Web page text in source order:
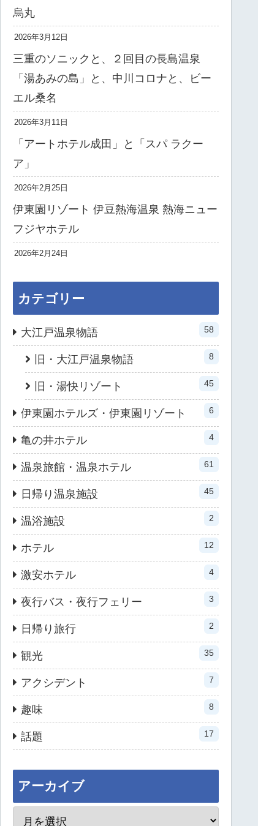
烏丸
2026年3月12日
三重のソニックと、２回目の長島温泉
「湯あみの島」と、中川コロナと、ビー
エル桑名
2026年3月11日
「アートホテル成田」と「スパ ラクー
ア」
2026年2月25日
伊東園リゾート 伊豆熱海温泉 熱海ニュー
フジヤホテル
2026年2月24日
カテゴリー
大江戸温泉物語 58
旧・大江戸温泉物語 8
旧・湯快リゾート 45
伊東園ホテルズ・伊東園リゾート 6
亀の井ホテル 4
温泉旅館・温泉ホテル 61
日帰り温泉施設 45
温浴施設 2
ホテル 12
激安ホテル 4
夜行バス・夜行フェリー 3
日帰り旅行 2
観光 35
アクシデント 7
趣味 8
話題 17
アーカイブ